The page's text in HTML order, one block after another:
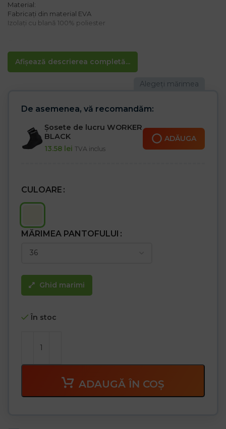
Afișează descrierea completă...
Material:
Fabricați din material EVA
Izolați cu blană 100% poliester
– Talpă modelată pentru confort și protecție antiderapantă
– Ușor de încălțat
– Confortabili
De asemenea, vă recomandăm:
Șosete de lucru WORKER
BLACK
13.58 lei TVA inclus
ADĂUGA
CULOARE
MĂRIMEA PANTOFULUI
Ghid marimi
În stoc
ADAUGĂ ÎN COȘ